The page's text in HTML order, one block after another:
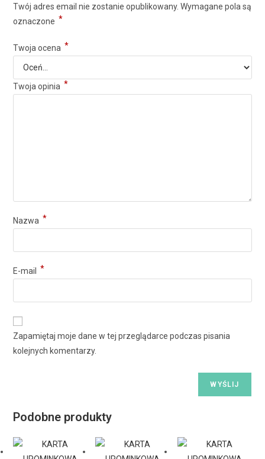
Twój adres email nie zostanie opublikowany. Wymagane pola są
oznaczone *
Twoja ocena *
Twoja opinia *
Nazwa *
E-mail *
Zapamiętaj moje dane w tej przeglądarce podczas pisania
kolejnych komentarzy.
Podobne produkty